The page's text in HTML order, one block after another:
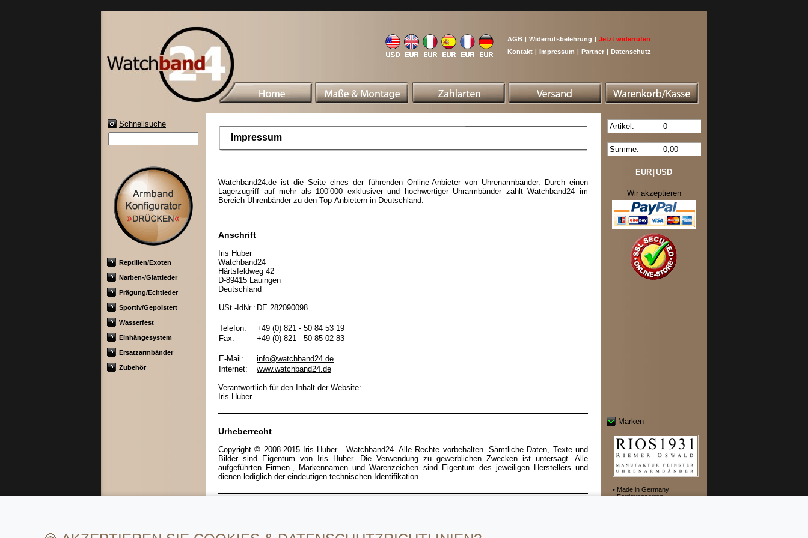
AGB | Widerrufsbelehrung | Jetzt widerrufen
Kontakt | Impressum | Partner | Datenschutz
Schnellsuche
Reptilien/Exoten
Narben-/Glattleder
Prägung/Echtleder
Sportiv/Gepolstert
Wasserfest
Einhängesystem
Ersatzarmbänder
Zubehör
Impressum
Watchband24.de ist die Seite eines der führenden Online-Anbieter von Uhrenarmbänder. Durch einen
Lagerzugriff auf mehr als 100’000 exklusiver und hochwertiger Uhrarmbänder zählt Watchband24 im
Bereich Uhrenbänder zu den Top-Anbietern in Deutschland.
Anschrift
Iris Huber
Watchband24
Härtsfeldweg 42
D-89415 Lauingen
Deutschland
USt.-IdNr.: DE 282090098
Telefon:
+49 (0) 821 - 50 84 53 19
Fax:
+49 (0) 821 - 50 85 02 83
E-Mail:
info@watchband24.de
Internet:
www.watchband24.de
Verantwortlich für den Inhalt der Website:
Iris Huber
Urheberrecht
Copyright © 2008-2015 Iris Huber - Watchband24. Alle Rechte vorbehalten. Sämtliche Daten, Texte und
Bilder sind Eigentum von Iris Huber. Die Verwendung zu gewerblichen Zwecken ist untersagt. Alle
aufgeführten Firmen-, Markennamen und Warenzeichen sind Eigentum des jeweiligen Herstellers und
dienen lediglich der eindeutigen technischen Identifikation.
Artikel: 0
Summe: 0,00
EUR USD
Wir akzeptieren
Marken
• Made in Germany
• Fertigungsarten